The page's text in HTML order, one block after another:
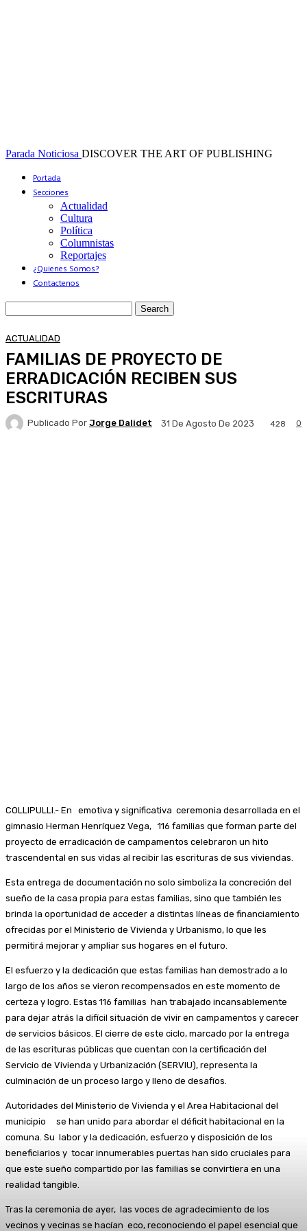
Parada Noticiosa DISCOVER THE ART OF PUBLISHING
Portada
Secciones
Actualidad
Cultura
Política
Columnistas
Reportajes
¿Quienes Somos?
Contactenos
ACTUALIDAD
FAMILIAS DE PROYECTO DE
ERRADICACIÓN RECIBEN SUS
ESCRITURAS
Publicado Por Jorge Dalidet 31 De Agosto De 2023 0
428
COLLIPULLI.- En emotiva y significativa ceremonia desarrollada en el
gimnasio Herman Henríquez Vega, 116 familias que forman parte del
proyecto de erradicación de campamentos celebraron un hito
trascendental en sus vidas al recibir las escrituras de sus viviendas.
Esta entrega de documentación no solo simboliza la concreción del
sueño de la casa propia para estas familias, sino que también les
brinda la oportunidad de acceder a distintas líneas de financiamiento
ofrecidas por el Ministerio de Vivienda y Urbanismo, lo que les
permitirá mejorar y ampliar sus hogares en el futuro.
El esfuerzo y la dedicación que estas familias han demostrado a lo
largo de los años se vieron recompensados en este momento de
certeza y logro. Estas 116 familias han trabajado incansablemente
para dejar atrás la difícil situación de vivir en campamentos y carecer
de servicios básicos. El cierre de este ciclo, marcado por la entrega
de las escrituras públicas que cuentan con la certificación del
Servicio de Vivienda y Urbanización (SERVIU), representa la
culminación de un proceso largo y lleno de desafíos.
Autoridades del Ministerio de Vivienda y el Area Habitacional del
municipio se han unido para abordar el déficit habitacional en la
comuna. Su labor y la dedicación, esfuerzo y disposición de los
beneficiarios y tocar innumerables puertas han sido cruciales para
que este sueño compartido por las familias se convirtiera en una
realidad tangible.
Tras la ceremonia de ayer, las voces de agradecimiento de los
vecinos y vecinas se hacían eco, reconociendo el papel esencial que